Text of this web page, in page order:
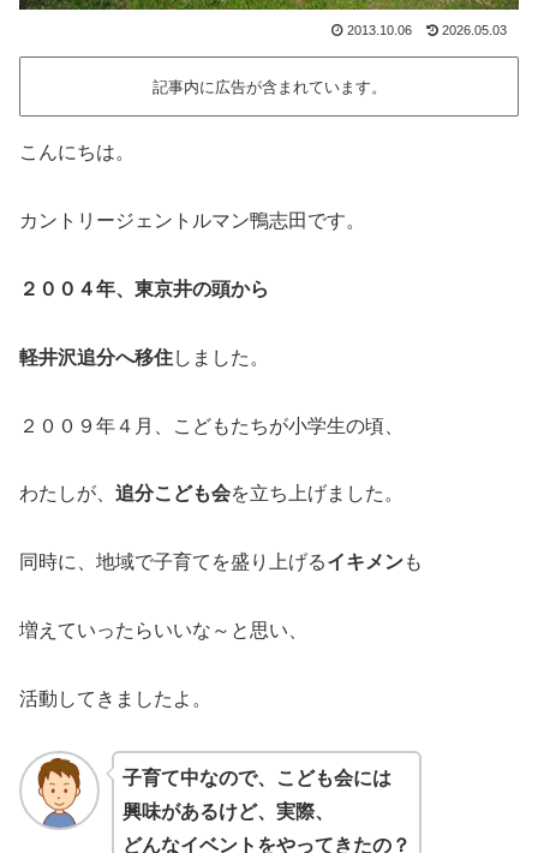
2013.10.06 2026.05.03
記事内に広告が含まれています。
こんにちは。
カントリージェントルマン鴨志田です。
２００４年、東京井の頭から
軽井沢追分へ移住しました。
２００９年４月、こどもたちが小学生の頃、
わたしが、 追分こども会を立ち上げました。
同時に、地域で子育てを盛り上げるイキメンも
増えていったらいいな～と思い、
活動してきましたよ。
子育て中なので、こども会には
興味があるけど、実際、
どんなイベントをやってきたの？